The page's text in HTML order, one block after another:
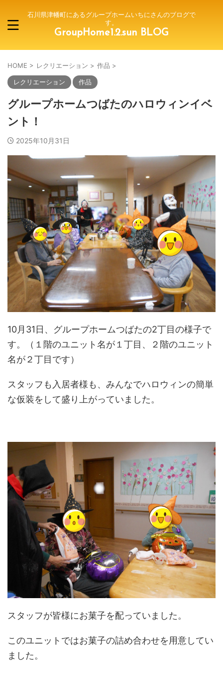
石川県津幡町にあるグループホームいちにさんのブログで
す。
GroupHome1.2.sun BLOG
HOME > レクリエーション > 作品 >
レクリエーション 作品
グループホームつばたのハロウィンイベ
ント！
2025年10月31日
10月31日、グループホームつばたの2丁目の様子で
す。（１階のユニット名が１丁目、２階のユニット
名が２丁目です）
スタッフも入居者様も、みんなでハロウィンの簡単
な仮装をして盛り上がっていました。
スタッフが皆様にお菓子を配っていました。
このユニットではお菓子の詰め合わせを用意してい
ました。